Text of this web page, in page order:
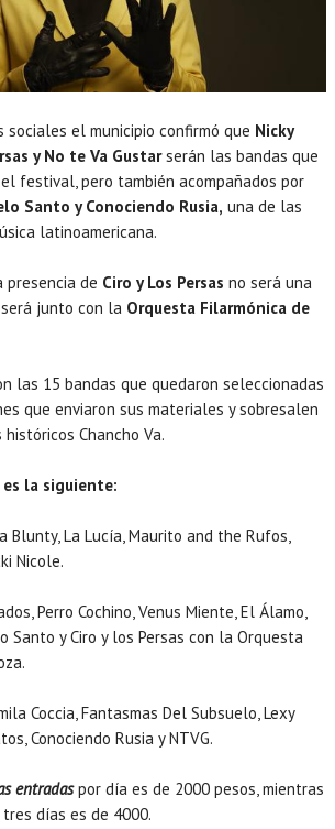
sociales el municipio confirmó que Nicky
y No te Va Gustarserán las bandas que
festival, pero también acompañados por
Santo y Conociendo Rusia, una de las
latinoamericana.
presencia de Ciro y Los Persas no será una
junto con la Orquesta Filarmónica de
las 15 bandas que quedaron seleccionadas
que enviaron sus materiales y sobresalen
Chancho Va.
la siguiente:
Blunty, La Lucía, Maurito and the Rufos,
Nicole.
Perro Cochino, Venus Miente, El Álamo,
Santo y Ciro y los Persas con la Orquesta
Coccia, Fantasmas Del Subsuelo, Lexy
Conociendo Rusia y NTVG.
entradaspor día es de 2000 pesos, mientras
días es de 4000.